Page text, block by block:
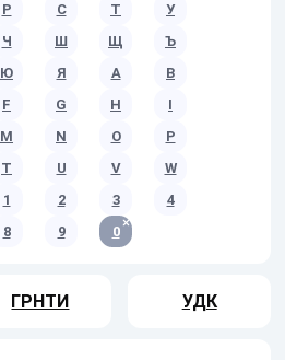
Р С Т
У
Ч Ш Щ
Ъ
Ю Я A
B
F G H
I
M N O
P
T U V
W
1 2 3
4
8 9 0
ГРНТИ УДК